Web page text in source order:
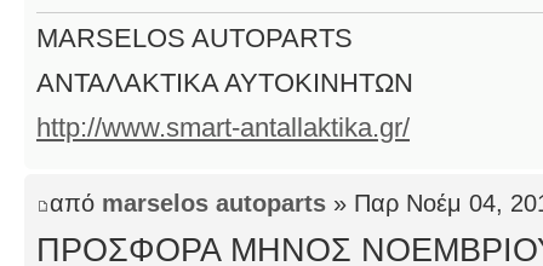
MARSELOS AUTOPARTS
ΑΝΤΑΛΑΚΤΙΚΑ ΑΥΤΟΚΙΝΗΤΩΝ
http://www.smart-antallaktika.gr/
από marselos autoparts » Παρ Νοέμ 04,
ΠΡΟΣΦΟΡΑ ΜΗΝΟΣ